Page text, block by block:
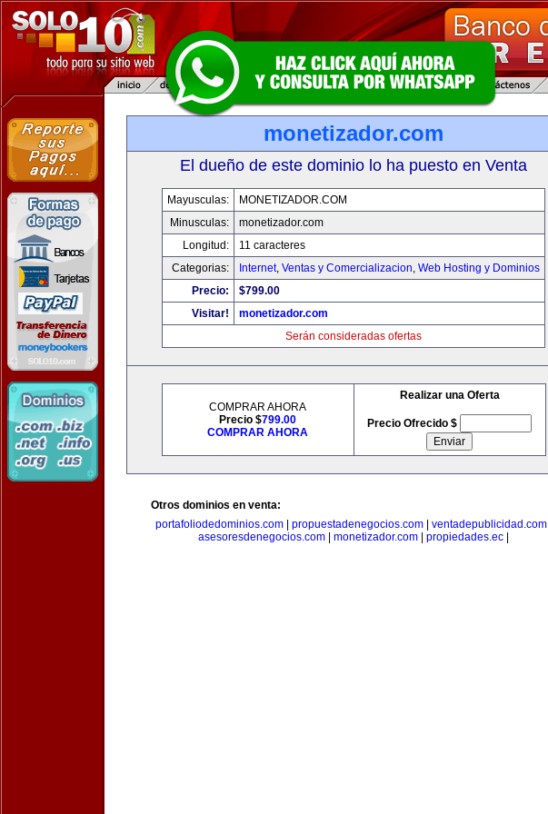
monetizador.com
El dueño de este dominio lo ha puesto en Venta
Mayusculas:
MONETIZADOR.COM
Minusculas:
monetizador.com
Longitud:
11 caracteres
Categorias:
Internet, Ventas y Comercializacion, Web Hosting y Dominios
Precio:
$799.00
Visitar!
monetizador.com
Serán consideradas ofertas
COMPRAR AHORA
Precio $799.00
COMPRAR AHORA
Realizar una Oferta
Precio Ofrecido $
Otros dominios en venta:
portafoliodedominios.com| propuestadenegocios.com| ventadepublicidad.com|
asesoresdenegocios.com
monetizador.com propiedades.ec